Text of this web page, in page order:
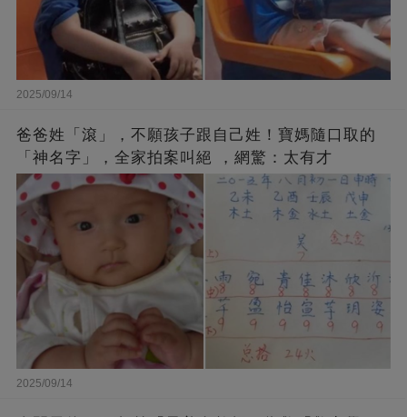
2025/09/14
爸爸姓「滾」，不願孩子跟自己姓！寶媽隨口取的
「神名字」，全家拍案叫絕 ，網驚：太有才
2025/09/14